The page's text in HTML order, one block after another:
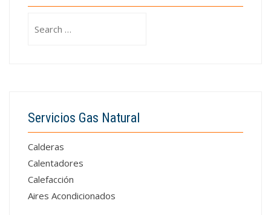
for:
Servicios Gas Natural
Calderas
Calentadores
Calefacción
Aires Acondicionados